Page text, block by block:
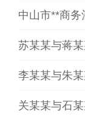
中山市**商
苏某某与蒋
李某某与朱
关某某与石